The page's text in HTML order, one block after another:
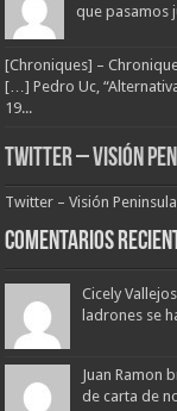
que pasamos
[Chroniques] –
[…] Pedro Uc,
19...
Twitter – Visión
Twitter – Visión
Comentarios
Cicely
ladrones se
Juan Ramon
de carta de